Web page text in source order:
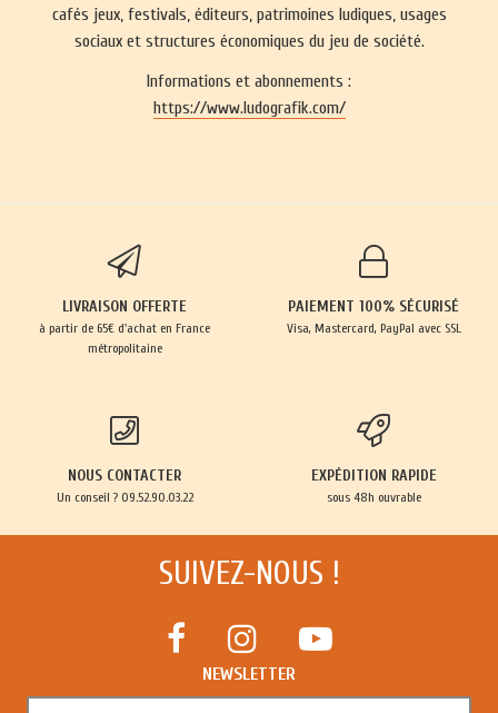
cafés jeux, festivals, éditeurs, patrimoines ludiques, usages
sociaux et structures économiques du jeu de société.
Informations et abonnements :
https://www.ludografik.com/
LIVRAISON OFFERTE
à partir de 65€ d'achat en France
métropolitaine
PAIEMENT 100% SÉCURISÉ
Visa, Mastercard, PayPal avec SSL
NOUS CONTACTER
Un conseil ? 09.52.90.03.22
EXPÉDITION RAPIDE
sous 48h ouvrable
SUIVEZ-NOUS !
NEWSLETTER